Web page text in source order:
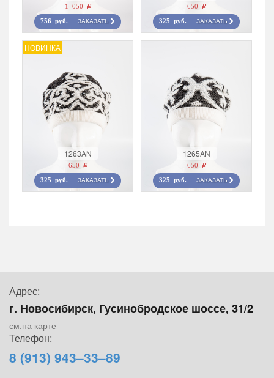
1 050 r
756 руб. ЗАКАЗАТЬ
650 r
325 руб. ЗАКАЗАТЬ
НОВИНКА
1263AN
650 r
325 руб. ЗАКАЗАТЬ
1265AN
650 r
325 руб. ЗАКАЗАТЬ
Адрес:
г. Новосибирск, Гусинобродское шоссе, 31/2
см.на карте
Телефон:
8 (913) 943–33–89